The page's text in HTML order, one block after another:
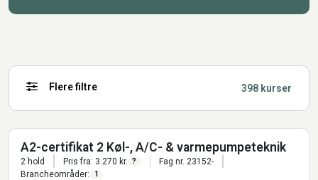
Flere filtre 398 kurser
A2-certifikat 2 Køl-, A/C- & varmepumpeteknik
2 hold Pris fra: 3.270 kr. ?
Fag nr. 23152-
Brancheområder:
1